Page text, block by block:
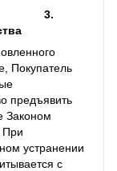
Покупатель
предъявить
Законом
При
устранении
с